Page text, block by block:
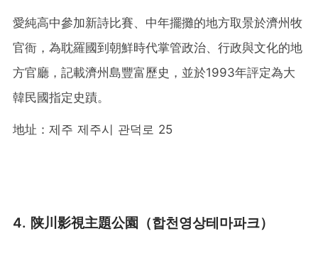
愛純高中參加新詩比賽、中年擺攤的地方取景於濟州牧
官衙，為耽羅國到朝鮮時代掌管政治、行政與文化的地
方官廳，記載濟州島豐富歷史，並於1993年評定為大
韓民國指定史蹟。
地址：제주 제주시 관덕로 25
4. 陕川影視主題公園（합천영상테마파크）